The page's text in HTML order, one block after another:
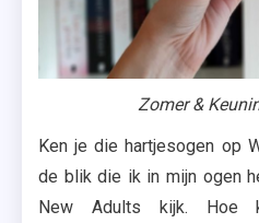
Zomer &
Ken je die hartjesogen op
de blik die ik in mijn ogen
New Adults kijk. Hoe